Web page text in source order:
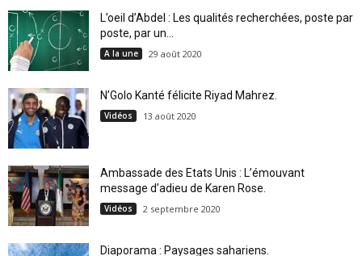
L’oeil d’Abdel : Les qualités recherchées, poste par
poste, par un...
A la une 29 août 2020
N’Golo Kanté félicite Riyad Mahrez.
Vidéos 13 août 2020
Ambassade des Etats Unis : L’émouvant
message d’adieu de Karen Rose.
Vidéos 2 septembre 2020
Diaporama : Paysages sahariens.